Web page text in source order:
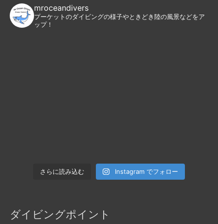
mroceandivers
プーケットのダイビングの様子やときどき陸の風景などをア
ップ！
さらに読み込む Instagram でフォロー
ダイビングポイント